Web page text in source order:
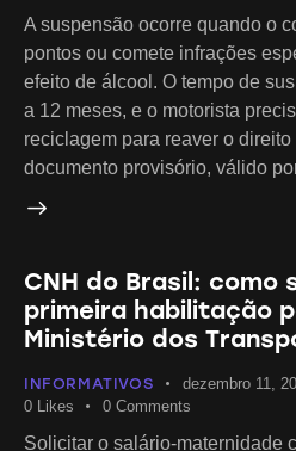
A suspensão ocorre quando o
pontos ou comete infrações
efeito de álcool. O tempo de
a 12 meses, e o motorista
reciclagem para reaver o
documento provisório, válido
CNH do Brasil: como
primeira habilitação
Ministério dos
INFORMATIVOS dezembro 11,
0 Likes 0 Comments
Solicitar o salário-maternidade